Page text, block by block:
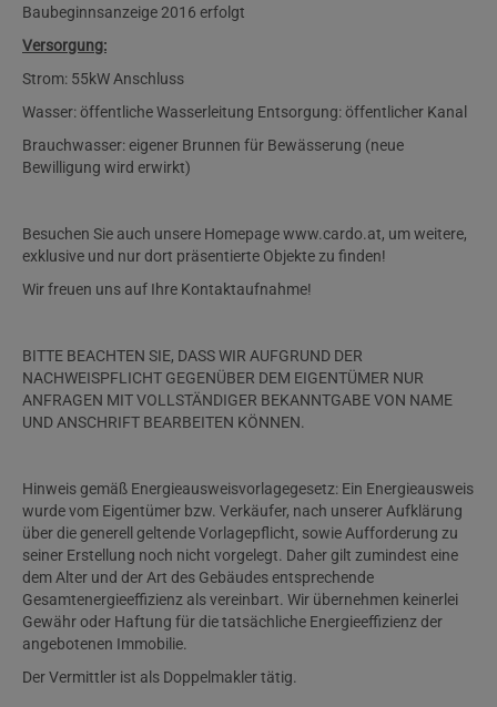
Baubeginnsanzeige 2016 erfolgt
Versorgung:
Strom: 55kW Anschluss
Wasser: öffentliche Wasserleitung Entsorgung: öffentlicher Kanal
Brauchwasser: eigener Brunnen für Bewässerung (neue
Bewilligung wird erwirkt)
Besuchen Sie auch unsere Homepage www.cardo.at, um weitere,
exklusive und nur dort präsentierte Objekte zu finden!
Wir freuen uns auf Ihre Kontaktaufnahme!
BITTE BEACHTEN SIE, DASS WIR AUFGRUND DER
NACHWEISPFLICHT GEGENÜBER DEM EIGENTÜMER NUR
ANFRAGEN MIT VOLLSTÄNDIGER BEKANNTGABE VON NAME
UND ANSCHRIFT BEARBEITEN KÖNNEN.
Hinweis gemäß Energieausweisvorlagegesetz: Ein Energieausweis
wurde vom Eigentümer bzw. Verkäufer, nach unserer Aufklärung
über die generell geltende Vorlagepflicht, sowie Aufforderung zu
seiner Erstellung noch nicht vorgelegt. Daher gilt zumindest eine
dem Alter und der Art des Gebäudes entsprechende
Gesamtenergieeffizienz als vereinbart. Wir übernehmen keinerlei
Gewähr oder Haftung für die tatsächliche Energieeffizienz der
angebotenen Immobilie.
Der Vermittler ist als Doppelmakler tätig.